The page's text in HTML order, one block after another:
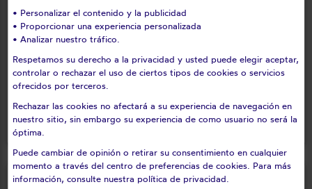
Sustitución de fijaciones y cierres
Tanta las fijaciones flexibles como las rígidas son piezas
que pueden desgastarse y romperse con el paso del
tiempo debido a diversos factores.
Seguir leyendo keyboard_arrow_right
• Personalizar el contenido y la publicidad
• Proporcionar una experiencia personalizada
• Analizar nuestro tráfico.
Respetamos su derecho a la privacidad y usted puede elegir aceptar,
controlar o rechazar el uso de ciertos tipos de cookies o servicios
ofrecidos por terceros.
Rechazar las cookies no afectará a su experiencia de navegación en
nuestro sitio, sin embargo su experiencia de como usuario no será la
óptima.
Puede cambiar de opinión o retirar su consentimiento en cualquier
momento a través del centro de preferencias de cookies. Para más
información, consulte nuestra política de privacidad.